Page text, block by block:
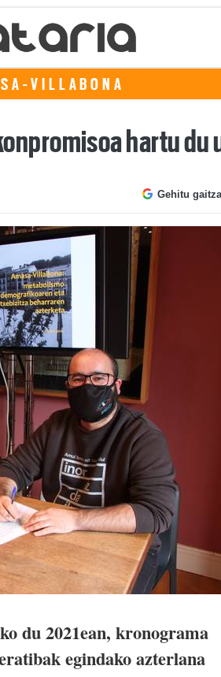
VILLABONA
hartu du
Gehitu
du 2021ean, kronograma
egindako azterlana